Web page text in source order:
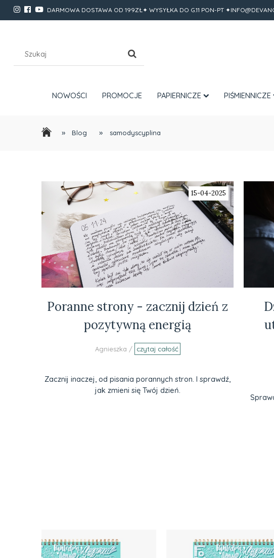
DARMOWA DOSTAWA OD 199ZŁ✦ WYSYŁKA DO G.11 PON-PT
NOWOŚCI PROMOCJE PAPIERNICZE PIŚMIENNICZE
» Blog » samodyscyplina
15-04-2025
Poranne strony - zacznij dzień z
pozytywną energią
Agnieszka / czytaj całość
Zacznij inaczej, od pisania porannych stron. I sprawdź,
jak zmieni się Twój dzień.